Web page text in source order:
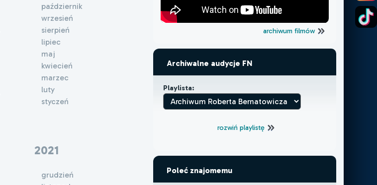
październik
wrzesień
sierpień
lipiec
maj
kwiecień
marzec
luty
styczeń
2021
grudzień
archiwum filmów
Archiwalne audycje FN
Playlista:
rozwiń playlistę
Poleć znajomemu